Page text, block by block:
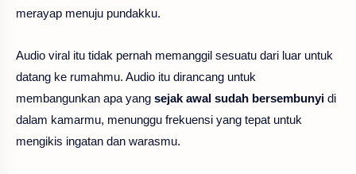
merayap menuju pundakku.
Audio viral itu tidak pernah memanggil sesuatu dari luar untuk
datang ke rumahmu. Audio itu dirancang untuk
membangunkan apa yang sejak awal sudah bersembunyi di
dalam kamarmu, menunggu frekuensi yang tepat untuk
mengikis ingatan dan warasmu.